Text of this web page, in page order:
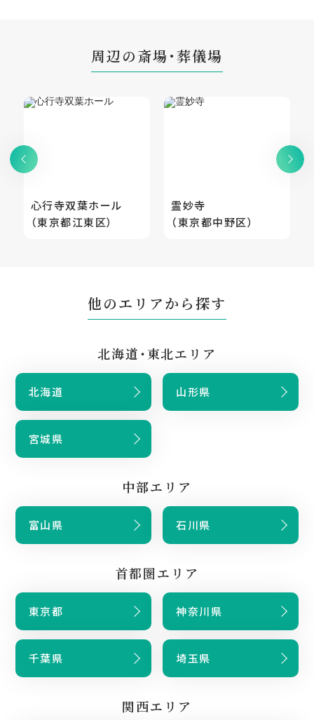
周辺の斎場・葬儀場
心行寺双葉ホール
（東京都江東区）
霊妙寺
（東京都中野区）
他のエリアから探す
北海道・東北エリア
北海道 山形県
宮城県
中部エリア
富山県 石川県
首都圏エリア
東京都 神奈川県
千葉県 埼玉県
関西エリア